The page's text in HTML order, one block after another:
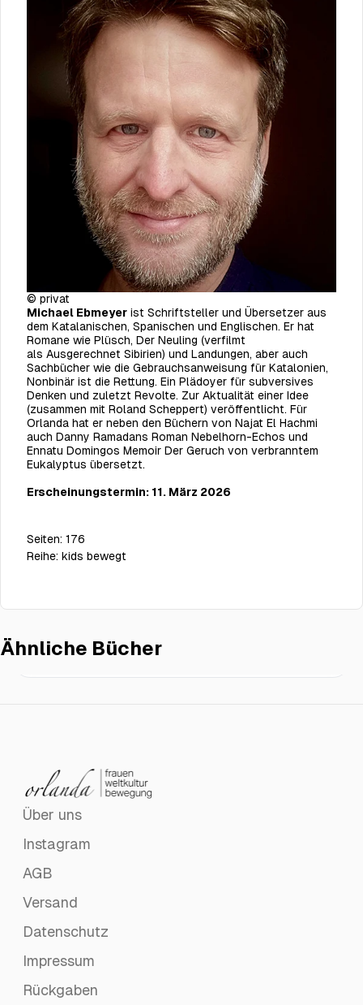
© privat
Michael Ebmeyer ist Schriftsteller und Übersetzer aus
dem Katalanischen, Spanischen und Englischen. Er hat
Romane wie Plüsch, Der Neuling (verfilmt
als Ausgerechnet Sibirien) und Landungen, aber auch
Sachbücher wie die Gebrauchsanweisung für Katalonien,
Nonbinär ist die Rettung. Ein Plädoyer für subversives
Denken und zuletzt Revolte. Zur Aktualität einer Idee
(zusammen mit Roland Scheppert) veröffentlicht. Für
Orlanda hat er neben den Büchern von Najat El Hachmi
auch Danny Ramadans Roman Nebelhorn-Echos und
Ennatu Domingos Memoir Der Geruch von verbranntem
Eukalyptus übersetzt.
Erscheinungstermin: 11. März 2026
Seiten: 176
Reihe: kids bewegt
Ähnliche Bücher
Über uns
Instagram
AGB
Versand
Datenschutz
Impressum
Rückgaben